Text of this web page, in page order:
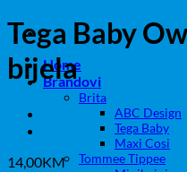
Home
Brandovi
Brita
ABC Design
Tega Baby
Maxi Cosi
Tommee Tippee
Tega Baby
bijela
14,00KM